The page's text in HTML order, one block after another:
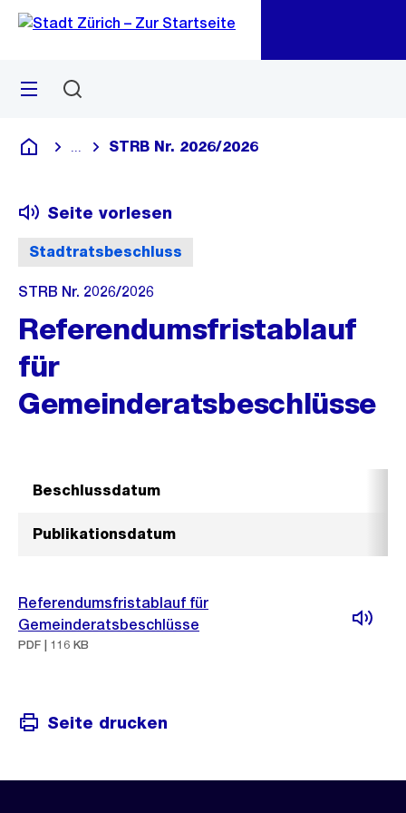
Navigation
Sprunglink
Menü
Deutsch
Blende alle Breadcrumbs ein
STRB Nr. 2026/2026
Stadtratsbeschluss
Seite vorlesen
STRB Nr. 2026/2026
Referendumsfristablauf
für
Gemeinderatsbeschlüsse
Beschlussdatum
Publikationsdatum
Referendumsfristablauf für
Gemeinderatsbeschlüsse
PDF | 116 KB
Seite drucken